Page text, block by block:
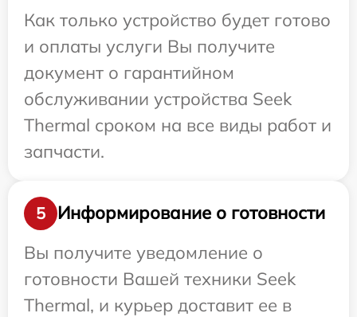
Как только устройство будет готово
и оплаты услуги Вы получите
документ о гарантийном
обслуживании устройства Seek
Thermal сроком на все виды работ и
запчасти.
5
Информирование о готовности
Вы получите уведомление о
готовности Вашей техники Seek
Thermal, и курьер доставит ее в